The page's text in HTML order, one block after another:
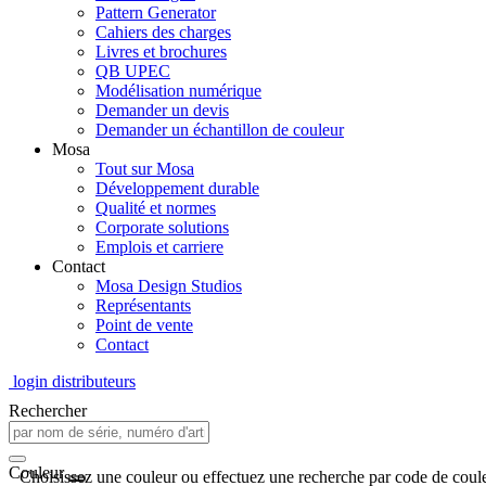
Pattern Generator
Cahiers des charges
Livres et brochures
QB UPEC
Modélisation numérique
Demander un devis
Demander un échantillon de couleur
Mosa
Tout sur Mosa
Développement durable
Qualité et normes
Corporate solutions
Emplois et carriere
Contact
Mosa Design Studios
Représentants
Point de vente
Contact
login distributeurs
Rechercher
Couleur
Choisissez une couleur ou effectuez une recherche par code de